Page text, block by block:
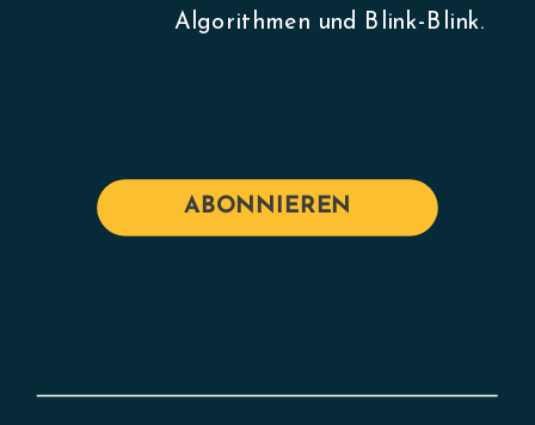
Algorithmen und Blink-Blink.